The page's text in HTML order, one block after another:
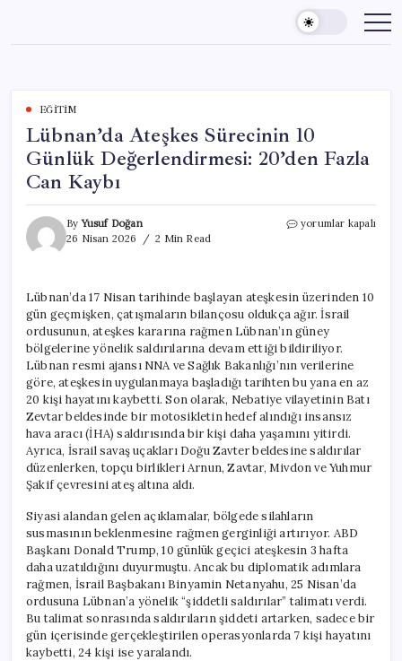
content
EĞITIM
Lübnan’da Ateşkes Sürecinin 10
Günlük Değerlendirmesi: 20’den Fazla
Can Kaybı
ByYusuf Doğan
26 Nisan 2026
2 Min Read
Lübnan’da
Değerlendirmesi:
20’den
Fazla
Can
Kaybı
yorumlar kapalı
Lübnan’da 17 Nisan tarihinde başlayan ateşkesin üzerinden 10
gün geçmişken, çatışmaların bilançosu oldukça ağır. İsrail
ordusunun, ateşkes kararına rağmen Lübnan’ın güney
bölgelerine yönelik saldırılarına devam ettiği bildiriliyor.
Lübnan resmi ajansı NNA ve Sağlık Bakanlığı’nın verilerine
göre, ateşkesin uygulanmaya başladığı tarihten bu yana en az
20 kişi hayatını kaybetti. Son olarak, Nebatiye vilayetinin Batı
Zevtar beldesinde bir motosikletin hedef alındığı insansız
hava aracı (İHA) saldırısında bir kişi daha yaşamını yitirdi.
Ayrıca, İsrail savaş uçakları Doğu Zavter beldesine saldırılar
düzenlerken, topçu birlikleri Arnun, Zavtar, Mivdon ve Yuhmur
Şakif çevresini ateş altına aldı.
Siyasi alandan gelen açıklamalar, bölgede silahların
susmasının beklenmesine rağmen gerginliği artırıyor. ABD
Başkanı Donald Trump, 10 günlük geçici ateşkesin 3 hafta
daha uzatıldığını duyurmuştu. Ancak bu diplomatik adımlara
rağmen, İsrail Başbakanı Binyamin Netanyahu, 25 Nisan’da
ordusuna Lübnan’a yönelik “şiddetli saldırılar” talimatı verdi.
Bu talimat sonrasında saldırıların şiddeti artarken, sadece bir
gün içerisinde gerçekleştirilen operasyonlarda 7 kişi hayatını
kaybetti, 24 kişi ise yaralandı.